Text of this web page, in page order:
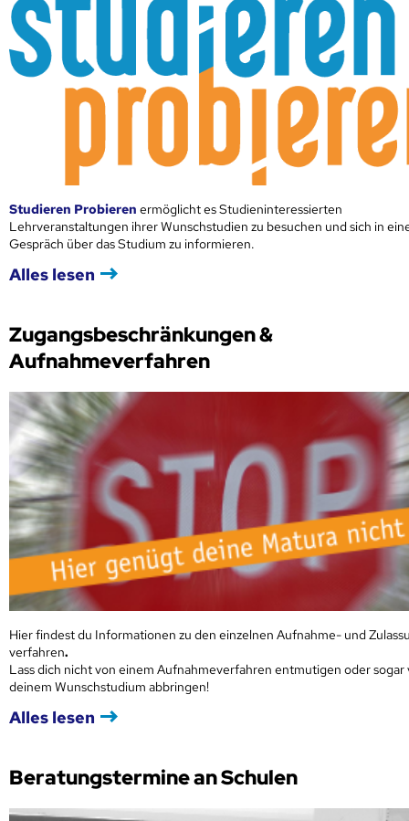
Studieren Probieren ermöglicht es Studieninteressierten
Lehrveranstaltungen ihrer Wunschstudien zu besuchen und sich in
Gespräch über das Studium zu informieren.
Alles lesen
Zugangsbeschränkungen &
Aufnahmeverfahren
Hier findest du Informationen zu den einzelnen Aufnahme- und
verfahren.
Lass dich nicht von einem Aufnahmeverfahren entmutigen oder sogar
deinem Wunschstudium abbringen!
Alles lesen
Beratungstermine an Schulen